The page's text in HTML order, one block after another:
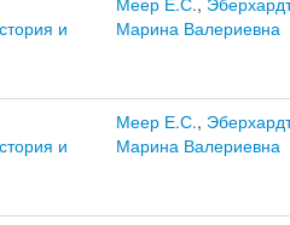
и
Марина Валериевна
и
Меер Е.С.,
Марина Валериевна